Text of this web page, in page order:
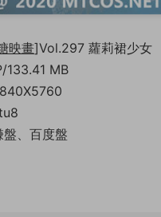
映畫]Vol.297 蘿莉裙少女
133.41 MB
、百度盤